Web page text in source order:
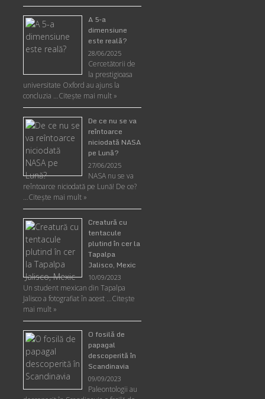
A 5-a
dimensiune
este reală?
28/06/2025
Cercetătorii de
la prestigioasa
universitate Oxford au ajuns la
concluzia …Citește mai mult »
De ce nu se va
reîntoarce
niciodată NASA
pe Lună?
27/06/2025
NASA nu se va
reîntoarce niciodată pe Lună! De ce?
…Citește mai mult »
Creatură cu
tentacule
plutind în cer la
Tapalpa
Jalisco, Mexic
10/09/2023
Un student mexican din Tapalpa
Jalisco a fotografiat în acest …Citește
mai mult »
O fosilă de
papagal
descoperită în
Scandinavia
09/09/2023
Paleontologii au